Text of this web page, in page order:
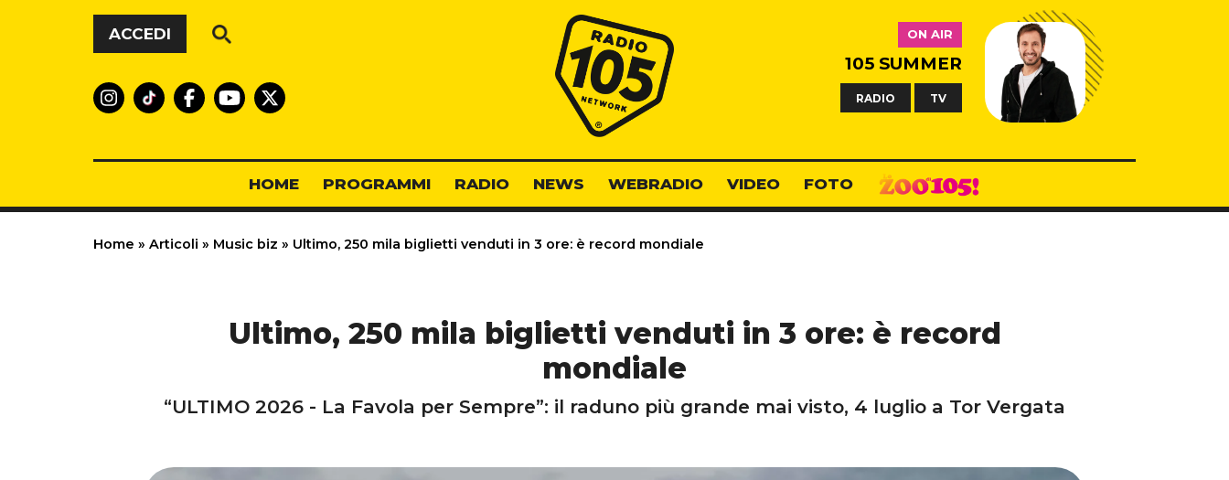
Vai al contenuto
ACCEDI
Radio 105
ON AIR
105 SUMMER
RADIO TV
HOME PROGRAMMI RADIO NEWS WEBRADIO VIDEO FOTO
Home » Articoli » Music biz » Ultimo, 250 mila biglietti venduti in 3 ore: è record mondiale
Ultimo, 250 mila biglietti venduti in 3 ore: è record
mondiale
“ULTIMO 2026 - La Favola per Sempre”: il raduno più grande mai visto, 4 luglio a Tor Vergata